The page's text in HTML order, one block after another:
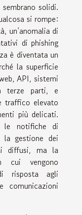
solidi.
si rompe:
un’anomalia di
di phishing
è diventata un
la superficie
API, sistemi
terze parti, e
traffico elevato
più delicati.
le notifiche di
gestione dei
diffusi, ma la
cui vengono
risposta agli
comunicazioni